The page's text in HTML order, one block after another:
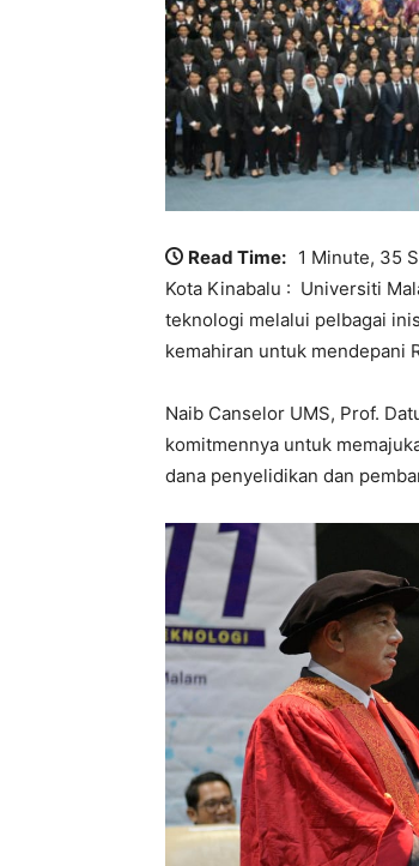
Read Time: 1 Minute, 35
Kota Kinabalu : Universiti
teknologi melalui pelbagai
kemahiran untuk mendepani
Naib Canselor UMS, Prof.
komitmennya untuk
dana penyelidikan dan